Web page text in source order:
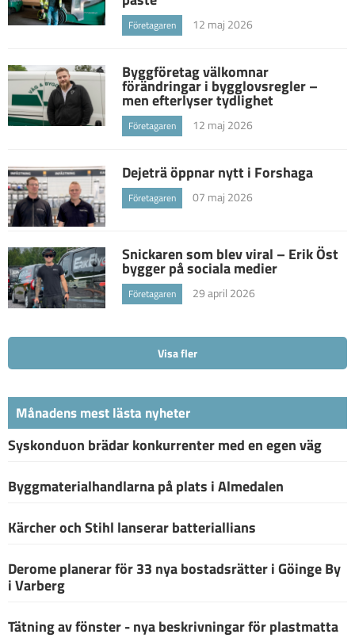
Företagaren 12 maj 2026
Byggföretag välkomnar
förändringar i bygglovsregler –
men efterlyser tydlighet
Företagaren 12 maj 2026
Dejeträ öppnar nytt i Forshaga
Företagaren 07 maj 2026
Snickaren som blev viral – Erik Öst
bygger på sociala medier
Företagaren 29 april 2026
Visa fler
Månadens mest lästa nyheter
Syskonduon brädar konkurrenter med en egen väg
Byggmaterialhandlarna på plats i Almedalen
Kärcher och Stihl lanserar batteriallians
Derome planerar för 33 nya bostadsrätter i Göinge By
i Varberg
Tätning av fönster - nya beskrivningar för plastmatta